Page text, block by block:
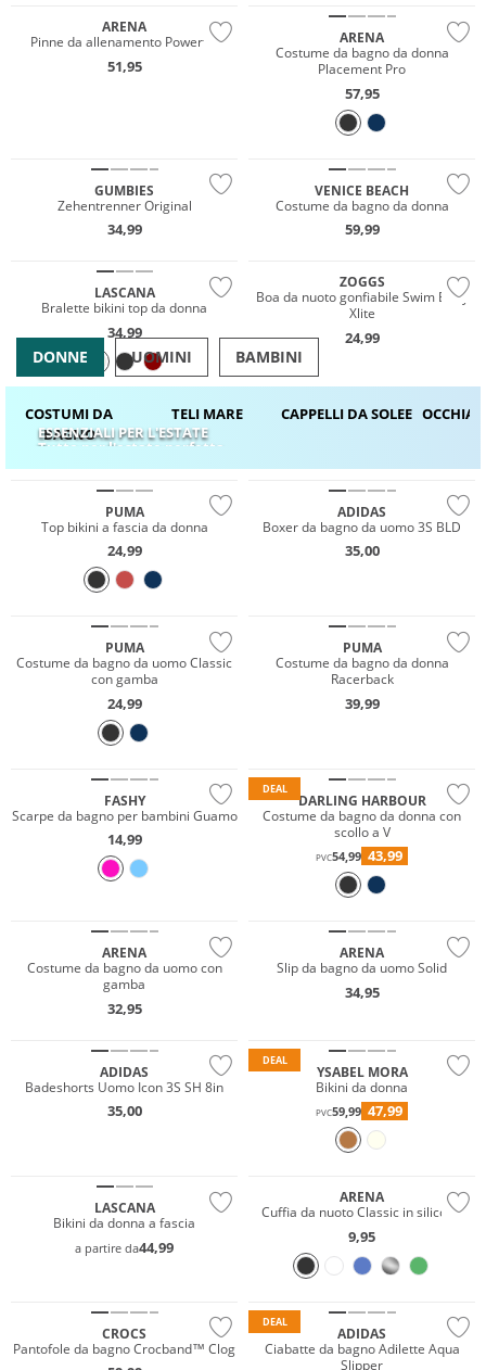
ARENA
Pinne da allenamento Powerfin
51,95
ARENA
Costume da bagno da donna
Placement Pro
57,95
GUMBIES
Zehentrenner Original
34,99
VENICE BEACH
Costume da bagno da donna
59,99
LASCANA
Bralette bikini top da donna
34,99
Must have
ZOGGS
Boa da nuoto gonfiabile Swim Buoy
Xlite
24,99
ESSENZIALI PER L'ESTATE
Tutto per l'estate perfetta
DONNE UOMINI BAMBINI
COSTUMI DA
BAGNO
TELI MARE CAPPELLI DA SOLEE
Mix & Match
PUMA
Top bikini a fascia da donna
24,99
ADIDAS
Boxer da bagno da uomo 3S BLD
35,00
PUMA
Costume da bagno da uomo Classic
con gamba
24,99
PUMA
Costume da bagno da donna
Racerback
39,99
FASHY
Scarpe da bagno per bambini Guamo
14,99
DEAL
DARLING HARBOUR
Costume da bagno da donna con
scollo a V
PVC54,99 43,99
ARENA
Costume da bagno da uomo con
gamba
32,95
ARENA
Slip da bagno da uomo Solid
34,95
ADIDAS
Badeshorts Uomo Icon 3S SH 8in
35,00
DEAL
YSABEL MORA
Bikini da donna
PVC59,99 47,99
LASCANA
Bikini da donna a fascia
a partire da44,99
ARENA
Cuffia da nuoto Classic in silicone
9,95
CROCS
Pantofole da bagno Crocband™ Clog
DEAL
ADIDAS
Ciabatte da bagno Adilette Aqua
Slipper